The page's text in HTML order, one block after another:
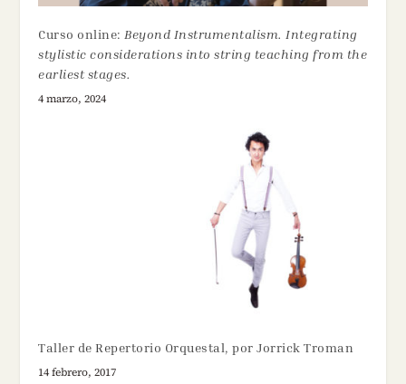
Curso online: Beyond Instrumentalism. Integrating
stylistic considerations into string teaching from the
earliest stages.
4 marzo, 2024
Taller de Repertorio Orquestal, por Jorrick Troman
14 febrero, 2017